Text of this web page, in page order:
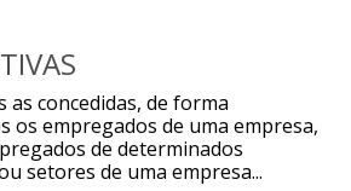
as concedidas, de forma
os empregados de uma empresa,
de determinados
setores de uma empresa...